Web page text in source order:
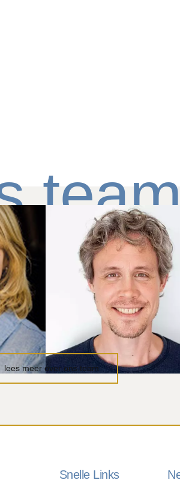
in
ERIK GULLIK
Binnen het werk van de
GenietFabriek kijk ik met
ouders naar het
familiesysteem en
familiepatronen.
Lees meer
lees meer over ons team
Snelle Links